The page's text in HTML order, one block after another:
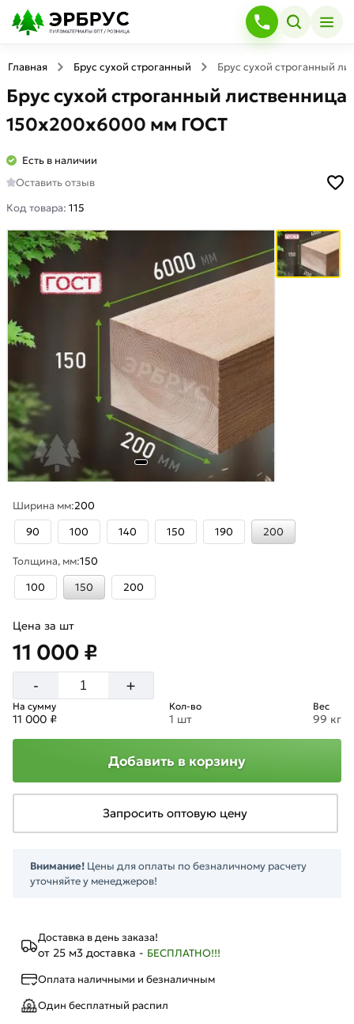
Главная Брус сухой строганный Брус сухой строганный
Брус сухой строганный лиственница
150х200х6000 мм ГОСТ
Есть в наличии
Оставить отзыв
Код товара: 115
Ширина мм:200
90
100 140 150 190 200
Толщина, мм:150
100
150 200
Доставка в день заказа!
от 25 м3 доставка - БЕСПЛАТНО!!!
Оплата наличными и безналичным
Один бесплатный распил
Цена за шт
11 000 ₽
- +
На сумму
11 000 ₽
Кол-во
1 шт
Вес
99 кг
Добавить в корзину
Запросить оптовую цену
Внимание! Цены для оплаты по безналичному расчету
уточняйте у менеджеров!